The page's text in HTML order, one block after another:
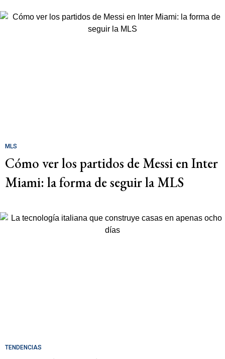
MLS
Cómo ver los partidos de Messi en Inter
Miami: la forma de seguir la MLS
TENDENCIAS